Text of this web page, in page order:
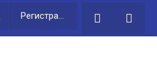
Регистрация